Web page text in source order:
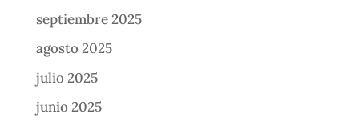
septiembre 2025
agosto 2025
julio 2025
junio 2025